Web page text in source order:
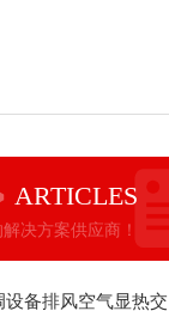
ARTICLES
决方案供应商！
备排风空气显热交